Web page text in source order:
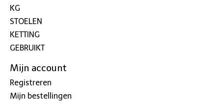
KG
STOELEN
KETTING
GEBRUIKT
Mijn account
Registreren
Mijn bestellingen